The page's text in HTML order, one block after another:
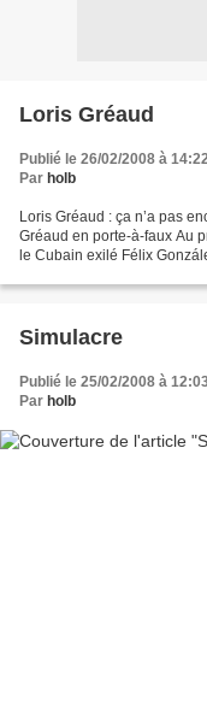
Loris Gréaud
Publié le 26/02/2008 à 14:22
Par holb
Loris Gréaud : ça n’a pas
Gréaud en porte-à-faux Au
le Cubain exilé Félix
Simulacre
Publié le 25/02/2008 à
Par holb